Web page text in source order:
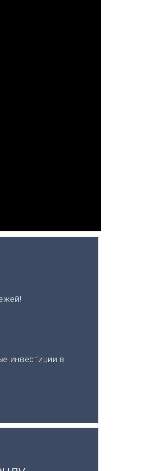
инвестиции в